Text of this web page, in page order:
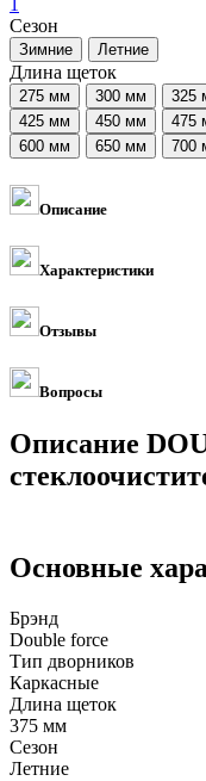
Сезон
Длина щеток
Описание
Характеристики
Отзывы
Вопросы
Описание
Основные
Брэнд
Double force
Тип дворников
Каркасные
Длина щеток
375 мм
Сезон
Летние